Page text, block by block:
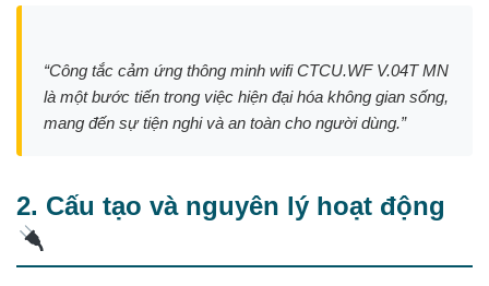
“Công tắc cảm ứng thông minh wifi CTCU.WF V.04T MN
là một bước tiến trong việc hiện đại hóa không gian sống,
mang đến sự tiện nghi và an toàn cho người dùng.”
2. Cấu tạo và nguyên lý hoạt động